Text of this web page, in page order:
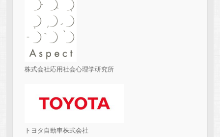
株式会社応用社会心理学研究所
トヨタ自動車株式会社